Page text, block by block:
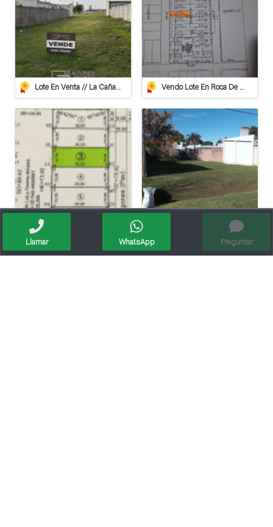
Lote En Venta // La Cañada Vendo Lote En Roca De 612 Mts/2º
Lote En Paseo Del Este, Entorno Residencial.
Llamar WhatsApp Preguntar